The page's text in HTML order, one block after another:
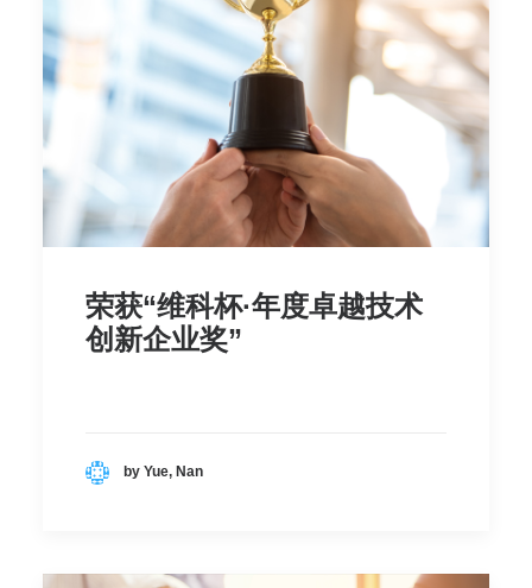
荣获“维科杯·年度卓越技术
创新企业奖”
by Yue, Nan